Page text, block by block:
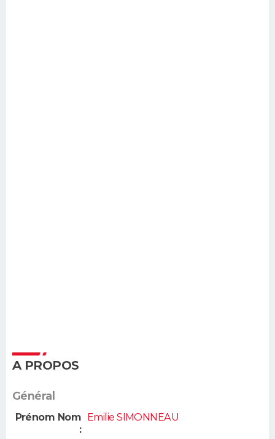
A PROPOS
Général
Prénom Nom
:
Emilie SIMONNEAU